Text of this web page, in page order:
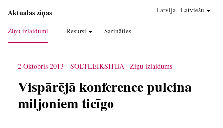
Aktuālās ziņas
Ziņu izlaidumi Resursi Sazināties
Latvija-Latviešu
2 Oktobris 2013 - SOLTLEIKSITIJA Ziņu izlaidums
Vispārējā konference pulcina
miljoniem ticīgo